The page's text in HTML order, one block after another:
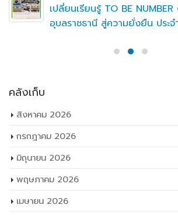
เปลี่ยนเรียนรู้ TO BE
อุบลราชธานี สู่ความยั่งยืน ประ
คลังเก็บ
สิงหาคม 2026
กรกฎาคม 2026
มิถุนายน 2026
พฤษภาคม 2026
เมษายน 2026